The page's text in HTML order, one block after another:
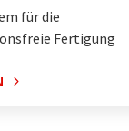
für die
Fertigung